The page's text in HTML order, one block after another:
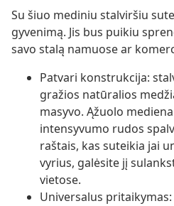
Su šiuo mediniu stalviršiu
gyvenimą. Jis bus puikiu
savo stalą namuose ar
Patvari konstrukcija:
gražios natūralios
masyvo. Ąžuolo
intensyvumo rudos
raštais, kas suteikia jai
vyrius, galėsite jį
vietose.
Universalus